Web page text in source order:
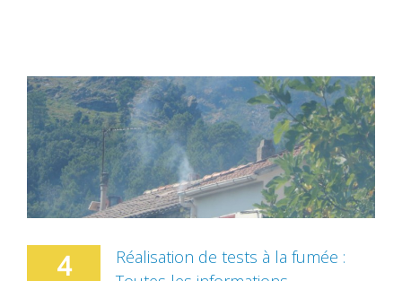
4
Réalisation de tests à la fumée :